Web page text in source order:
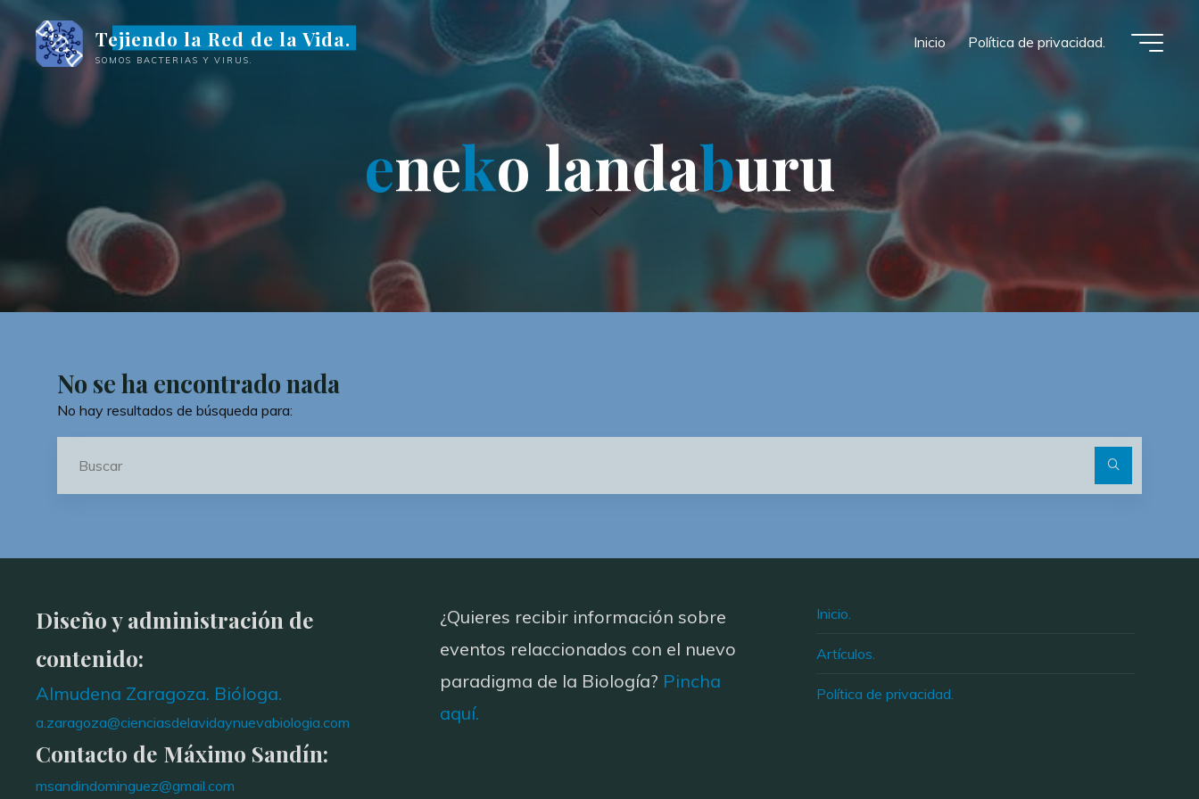
contenido
Tejiendo la Red de la Vida.
SOMOS BACTERIAS Y VIRUS.
Inicio Política de privacidad.
enekolandaburu
No se ha encontrado nada
No hay resultados de búsqueda para:
Diseño y administración de
contenido:
Almudena Zaragoza. Bióloga.
a.zaragoza@cienciasdelavidaynuevabiologia.com
Contacto de Máximo Sandín:
msandindominguez@gmail.com
¿Quieres recibir información sobre
eventos relaccionados con el nuevo
paradigma de la Biología? Pincha
aquí.
Inicio.
Artículos.
Política de privacidad.